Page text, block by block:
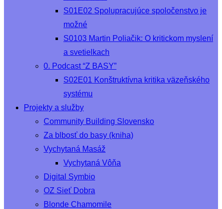
S01E02 Spolupracujúce spoločenstvo je
možné
S0103 Martin Poliačik: O kritickom myslení
a svetielkach
0. Podcast “Z BASY”
S02E01 Konštruktívna kritika väzeňského
systému
Projekty a služby
Community Building Slovensko
Za blbosť do basy (kniha)
Vychytaná Masáž
Vychytaná Vôňa
Digital Symbio
OZ Sieť Dobra
Blonde Chamomile